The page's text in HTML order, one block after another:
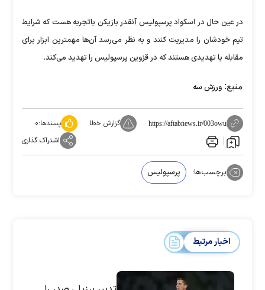
در عین حال در اسکواد پرسپولیس آنقدر بازیکن باتجربه هست که شرایط
تیم خودشان را مدیریت کنند و به نظر می‌رسد آن‌ها مهمترین ابزار برای
مقابله با تهدیدی هستند که در قزوین پرسپولیس را تهدید می‌کند.
منبع: ورزش سه
https://aftabnews.ir/003owu گزارش خطا پسندها:۰
اشتراک گذاری
برچسب‌ها: پرسپولیس
اخبار مرتبط